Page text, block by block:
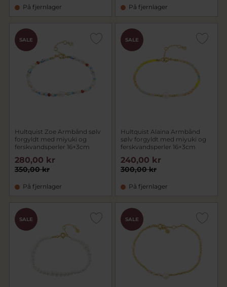
På fjernlager På fjernlager
SALE
Hultquist Zoe Armbånd sølv
forgyldt med miyuki og
ferskvandsperler 16+3cm
350,00 kr
280,00 kr
På fjernlager
SALE
Hultquist Alaina Armbånd
sølv forgyldt med miyuki og
ferskvandsperler 16+3cm
300,00 kr
240,00 kr
På fjernlager
SALE SALE